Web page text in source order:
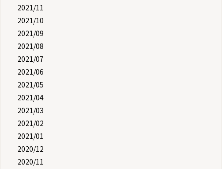
2021/11
2021/10
2021/09
2021/08
2021/07
2021/06
2021/05
2021/04
2021/03
2021/02
2021/01
2020/12
2020/11